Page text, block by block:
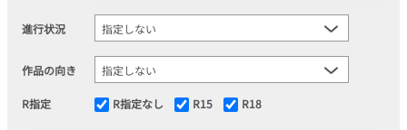
進行状況
作品の向き
R指定 R指定なし R15 R18